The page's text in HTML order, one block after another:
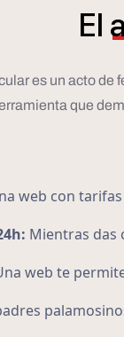
El
es un acto de
que
web con
Mientras das
web te